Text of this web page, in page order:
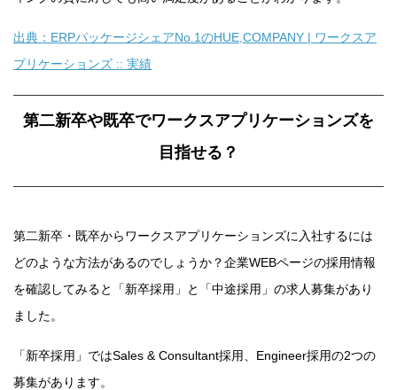
出典：ERPパッケージシェアNo.1のHUE,COMPANY | ワークスア
プリケーションズ :: 実績
第二新卒や既卒でワークスアプリケーションズを
目指せる？
第二新卒・既卒からワークスアプリケーションズに入社するには
どのような方法があるのでしょうか？企業WEBページの採用情報
を確認してみると「新卒採用」と「中途採用」の求人募集があり
ました。
「新卒採用」ではSales & Consultant採用、Engineer採用の2つの
募集があります。